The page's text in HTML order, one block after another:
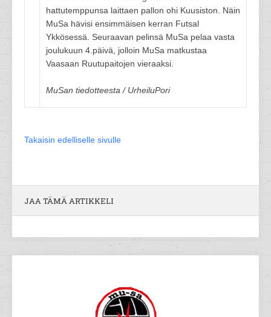
hattutemppunsa laittaen pallon ohi Kuusiston. Näin
MuSa hävisi ensimmäisen kerran Futsal
Ykkösessä. Seuraavan pelinsä MuSa pelaa vasta
joulukuun 4.päivä, jolloin MuSa matkustaa
Vaasaan Ruutupaitojen vieraaksi.
MuSan tiedotteesta / UrheiluPori
Takaisin edelliselle sivulle
JAA TÄMÄ ARTIKKELI